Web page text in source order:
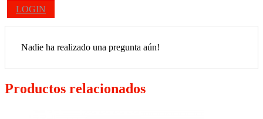
LOGIN
Nadie ha realizado una pregunta aún!
Productos relacionados